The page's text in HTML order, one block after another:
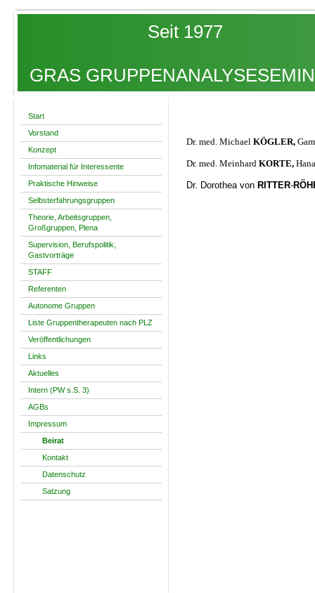
Seit 1977
GRAS
Start
Vorstand
Konzept
Infomaterial für Interessente
Praktische Hinweise
Selbsterfahrungsgruppen
Theorie, Arbeitsgruppen,
Großgruppen, Plena
Supervision, Berufspolitik,
Gastvorträge
STAFF
Referenten
Autonome Gruppen
Liste Gruppentherapeuten nach PLZ
Veröffentlichungen
Links
Aktuelles
Intern (PW s.S. 3)
AGBs
Impressum
Beirat
Kontakt
Datenschutz
Satzung
Dr. med. Michael KÖGLER,
Dr. med. Meinhard KORTE,
Dr. Dorothea von RITTER-